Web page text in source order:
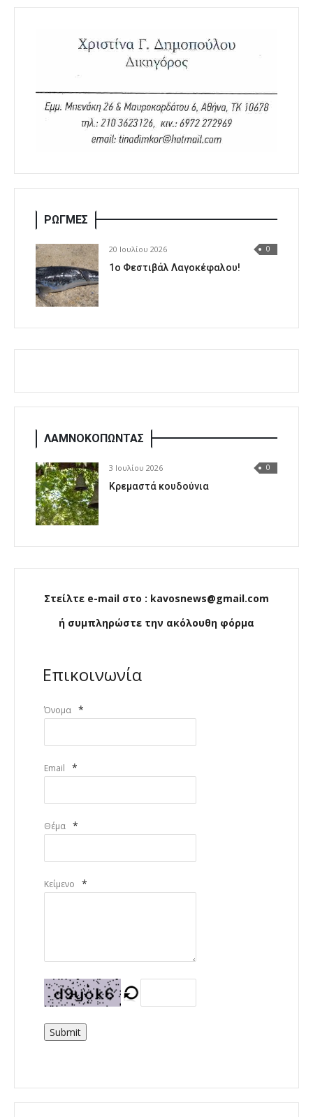
ΡΩΓΜΕΣ
20 Ιουλίου 2026 0
1o Φεστιβάλ Λαγοκέφαλου!
ΛΑΜΝΟΚΟΠΩΝΤΑΣ
3 Ιουλίου 2026 0
Κρεμαστά κουδούνια
Στείλτε e-mail στο : kavosnews@gmail.com
ή συμπληρώστε την ακόλουθη φόρμα
Επικοινωνία
Όνομα *
Email *
Θέμα *
Κείμενο *
Submit